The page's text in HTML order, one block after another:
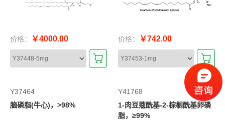
价格： ￥4000.00 价格： ￥742.00
Y37464
脑磷脂(牛心)，>98%
Y41768
1-肉豆蔻酰基-2-棕榈酰基卵磷
脂，≥99%